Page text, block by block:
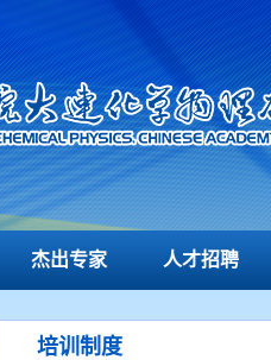
杰出专家 人才招聘
培训制度